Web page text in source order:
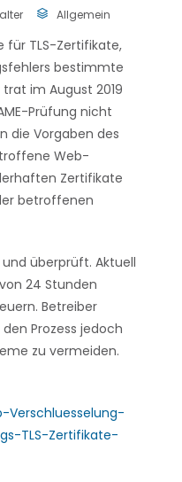
Allgemein
für TLS-Zertifikate,
bestimmte
im August 2019
Prüfung nicht
die Vorgaben des
Web-
Zertifikate
betroffenen
überprüft. Aktuell
24 Stunden
Betreiber
Prozess jedoch
zu vermeiden.
Verschluesselung-
TLS-Zertifikate-